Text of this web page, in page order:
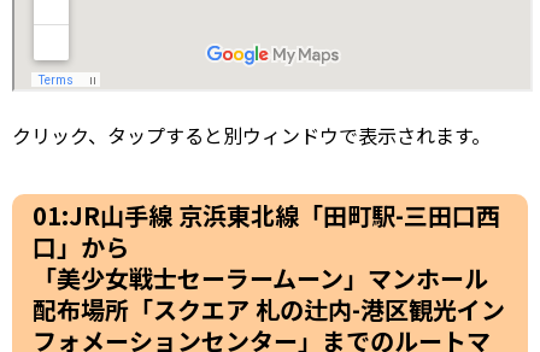
クリック、タップすると別ウィンドウで表示されます。
01:JR山手線 京浜東北線「田町駅-三田口西
口」から
「美少女戦士セーラームーン」マンホール
配布場所「スクエア 札の辻内-港区観光イン
フォメーションセンター」までのルートマ